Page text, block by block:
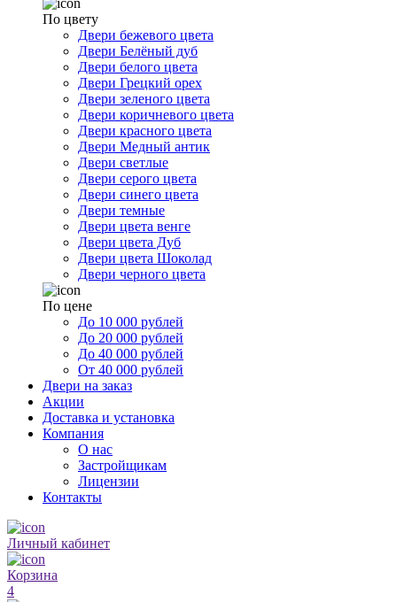
По цвету
Двери бежевого цвета
Двери Белёный дуб
Двери белого цвета
Двери Грецкий орех
Двери зеленого цвета
Двери коричневого цвета
Двери красного цвета
Двери Медный антик
Двери светлые
Двери серого цвета
Двери синего цвета
Двери темные
Двери цвета венге
Двери цвета Дуб
Двери цвета Шоколад
Двери черного цвета
По цене
До 10 000 рублей
До 20 000 рублей
До 40 000 рублей
От 40 000 рублей
Двери на заказ
Акции
Доставка и установка
Компания
О нас
Застройщикам
Лицензии
Контакты
Личный кабинет
Корзина
4